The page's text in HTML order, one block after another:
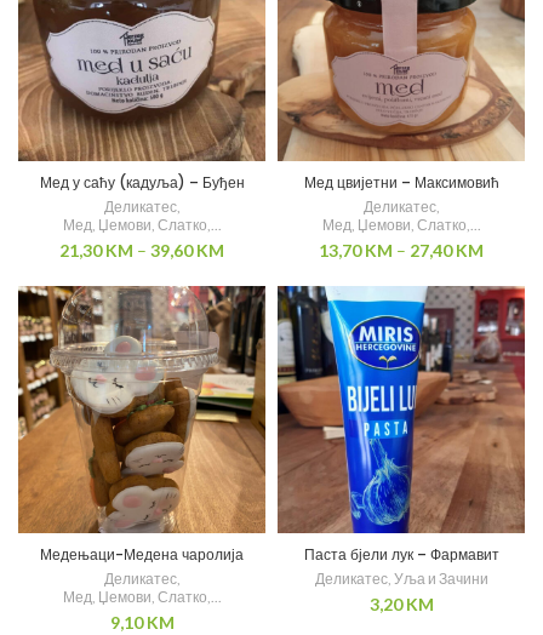
Мед у саћу (кадуља) – Буђен
Деликатес,
Мед, Џемови, Слатко,...
21,30KM – 39,60KM
Мед цвијетни – Максимовић
Деликатес,
Мед, Џемови, Слатко,...
13,70KM – 27,40KM
Медењаци-Медена чаролија
Деликатес,
Мед, Џемови, Слатко,...
9,10KM
Паста бјели лук – Фармавит
Деликатес, Уља и Зачини
3,20KM